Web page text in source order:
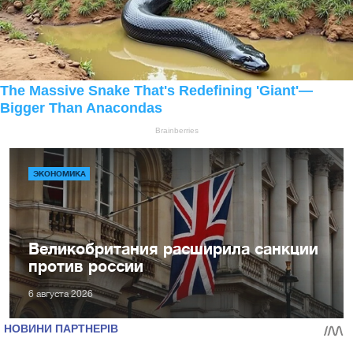
ЭКОНОМИКА
Великобритания расширила санкции
против россии
6 августа 2026